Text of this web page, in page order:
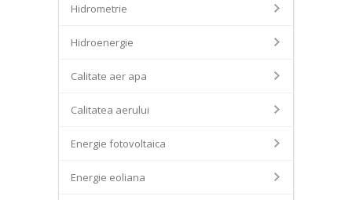
Hidrometrie
Hidroenergie
Calitate aer apa
Calitatea aerului
Energie fotovoltaica
Energie eoliana